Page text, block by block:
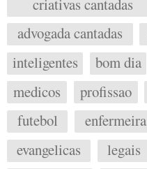
criativas cantadas
advogada cantadas
inteligentes
bom dia
medicos
profissao
futebol
enfermeira
evangelicas
legais